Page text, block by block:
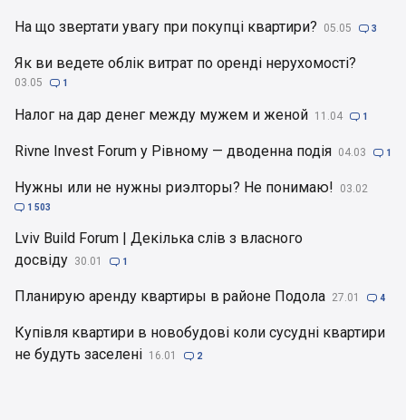
На що звертати увагу при покупці квартири? 05.05  3
Як ви ведете облік витрат по оренді нерухомості?
03.05  1
Налог на дар денег между мужем и женой 11.04  1
Rivne Invest Forum у Рівному — дводенна подія 04.03  1
Нужны или не нужны риэлторы? Не понимаю! 03.02
 1 503
Lviv Build Forum | Декілька слів з власного
досвіду 30.01  1
Планирую аренду квартиры в районе Подола 27.01  4
Купівля квартири в новобудові коли сусудні квартири
не будуть заселені 16.01  2